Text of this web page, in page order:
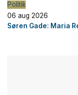
Politik
06 aug 2026
Søren Gade: Maria